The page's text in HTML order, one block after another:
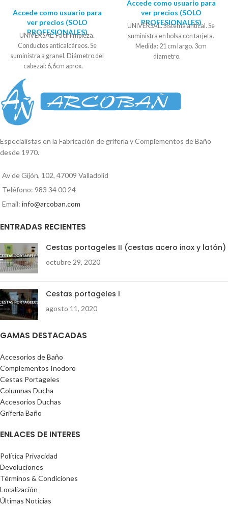
Accede como usuario para
ver precios (SOLO
PROFESIONALES)
UNIVERSAL. Fácil limpieza.
Conductos anticalcáreos. Se
suministra a granel. Diámetro del
cabezal: 6,6cm aprox.
Accede como usuario para
ver precios (SOLO
PROFESIONALES)
UNIVERSAL. Sistema antical. Se
suministra en bolsa con tarjeta.
Medida: 21 cm largo. 3cm
diametro.
Especialistas en la Fabricación de grifería y Complementos de Baño
desde 1970.
Av de Gijón, 102, 47009 Valladolid
Teléfono: 983 34 00 24
Email: info@arcoban.com
ENTRADAS RECIENTES
Cestas portageles II (cestas acero inox y latón)
octubre 29, 2020
Cestas portageles I
agosto 11, 2020
GAMAS DESTACADAS
Accesorios de Baño
Complementos Inodoro
Cestas Portageles
Columnas Ducha
Accesorios Duchas
Grifería Baño
ENLACES DE INTERES
Política Privacidad
Devoluciones
Términos & Condiciones
Localización
Últimas Noticias